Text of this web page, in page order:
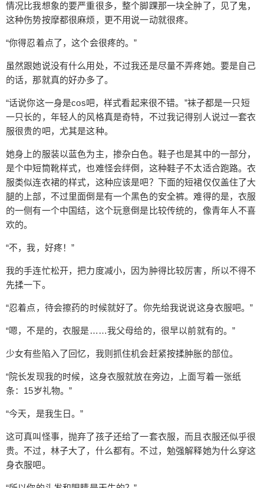
情况比我想象的要严重很多，整个脚踝那一块全肿了，见了鬼，
这种伤势按摩都很麻烦，更不用说一动就很疼。
“你得忍着点了，这个会很疼的。”
虽然跟她说没有什么用处，不过我还是尽量不弄疼她。要是自己
的话，那就真的好办多了。
“话说你这一身是cos吧，样式看起来很不错。”袜子都是一只短
一只长的，年轻人的风格真是奇特，不过我记得别人说过一套衣
服很贵的吧，尤其是这种。
她身上的服装以蓝色为主，掺杂白色。鞋子也是其中的一部分，
是个中短筒靴样式，也难怪会绊倒，这种鞋子不太适合跑路。衣
服类似连衣裙的样式，这种应该是吧？下面的短裙仅仅盖住了大
腿的上部，不过里面倒是有一个黑色的安全裤。难得的是，衣服
的一侧有一个中国结，这个玩意倒是比较传统的，像青年人不喜
欢的。
“不，我，好疼！”
我的手连忙松开，把力度减小，因为肿得比较厉害，所以不得不
先揉一下。
“忍着点，待会擦药的时候就好了。你先给我说说这身衣服吧。”
“嗯，不是的，衣服是……我父母给的，很早以前就有的。”
少女有些陷入了回忆，我则抓住机会赶紧按揉肿胀的部位。
“院长发现我的时候，这身衣服就放在旁边，上面写着一张纸
条：15岁礼物。”
“今天，是我生日。”
这可真叫怪事，抛弃了孩子还给了一套衣服，而且衣服还似乎很
贵。不过，林子大了，什么都有。不过，勉强解释她为什么穿这
身衣服吧。
堆起来的箱子。这个老婆子是坐在椅子上的，我还
以为她没变成丧尸，结果，也一样，也只好把她杀
了。 “看来情况不怎么好，就得看那个女孩怎么办
间，瞄见了桌子上的一个厚本子。似乎是这个老婆
子的记事本。 2012年7月12日，今天是天依的生日
吧，小家伙也应该像年轻人一样好好地过一个生日
吧，小胡前几天回来了，我让他帮我想了个主意，
让她去个地方玩玩，给点钱用一下。那一套衣服也
欢的吧。只是，她的父母。。。还是没有人愿意来
领养她，可是她已经这么大了，唉。 翻看了前面的
几页，话就少了很多了，还有一些账目。很多事情
都跟孩子有关，这个叫天依的更多。 “天依是她的名
字吧。” 我想着，顺手往前翻了很多页，结果翻倒了
去年前，夹杂着一张照片。是一帮孩子还有一个老
人，靠最中间的是老人和一个少女，她有着灰色的
少女，展露着笑颜，灿如桃花。 2011年7月12日，
天依生日，孩子们一起拍了一张照片，天依真的很
开心呢，这样真是太好了，这个孩子真的好久没笑
边混吧。” 我叹了口气，莫名其妙，突然有点难受。
接下的事情就印象模糊了，只记得我走回去了，把
了一句话。 “我叫岳震林，你以后就跟着我吧。” 至
于，她哭了没有，我就真的不清楚了，大概是哭了
吧。毕竟，这种事情。 这种事情，唉。